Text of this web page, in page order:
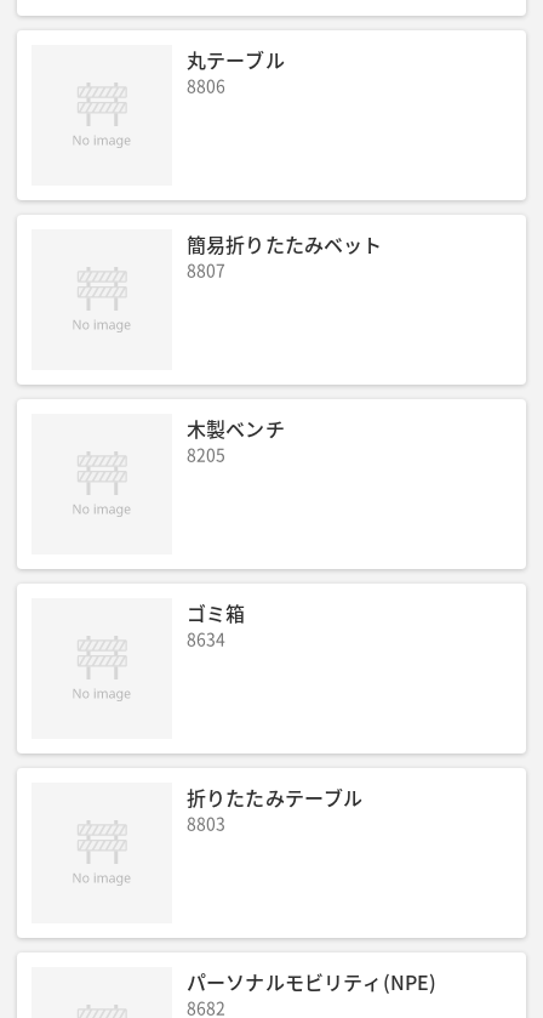
丸テーブル
8806
簡易折りたたみベット
8807
木製ベンチ
8205
ゴミ箱
8634
折りたたみテーブル
8803
パーソナルモビリティ(NPE)
8682